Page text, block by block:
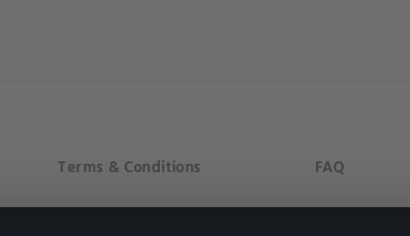
Terms & Conditions FAQ